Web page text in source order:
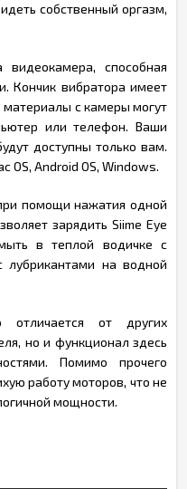
собственный оргазм,
видеокамера, способная
Кончик вибратора имеет
материалы с камеры могут
или телефон. Ваши
доступны только вам.
OS, Android OS, Windows.
помощи нажатия одной
зарядить Siime Eye
в теплой водичке с
лубрикантами на водной
от других
но и функционал здесь
Помимо прочего
работу моторов, что не
мощности.